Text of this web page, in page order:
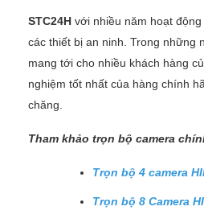
STC24H với nhiều năm hoạt
các thiết bị an ninh. Trong những
mang tới cho nhiều khách hàng
nghiệm tốt nhất của hàng chính
chăng.
Tham khảo trọn bộ camera
Trọn bộ 4 camera
Trọn bộ 8 Camera